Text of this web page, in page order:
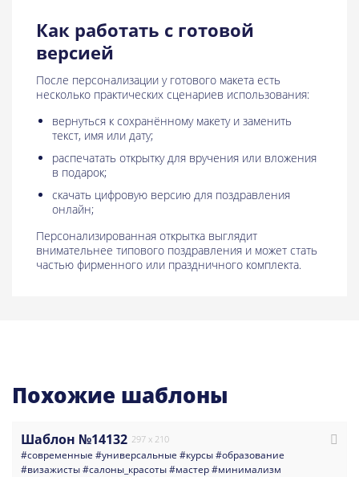
Как работать с готовой
версией
После персонализации у готового макета есть
несколько практических сценариев использования:
вернуться к сохранённому макету и заменить
текст, имя или дату;
распечатать открытку для вручения или вложения
в подарок;
скачать цифровую версию для поздравления
онлайн;
Персонализированная открытка выглядит
внимательнее типового поздравления и может стать
частью фирменного или праздничного комплекта.
Похожие шаблоны
Шаблон №14132 297 x 210
#современные #универсальные #курсы#образование
#визажисты#салоны_красоты#мастер#минимализм